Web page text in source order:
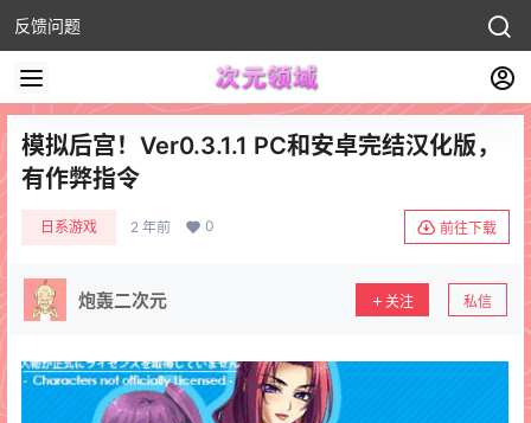
反馈问题
模拟后宫！Ver0.3.1.1 PC和安卓完结汉化版，
有作弊指令
日系游戏 2 年前 0 前往下载
炮轰二次元 关注 私信